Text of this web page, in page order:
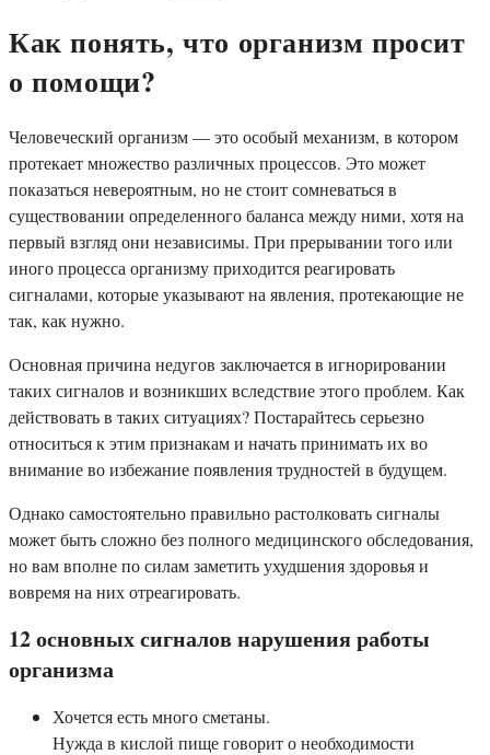
Как понять, что организм просит
о помощи?
Человеческий организм — это особый механизм, в котором
протекает множество различных процессов. Это может
показаться невероятным, но не стоит сомневаться в
существовании определенного баланса между ними, хотя на
первый взгляд они независимы. При прерывании того или
иного процесса организму приходится реагировать
сигналами, которые указывают на явления, протекающие не
так, как нужно.
Основная причина недугов заключается в игнорировании
таких сигналов и возникших вследствие этого проблем. Как
действовать в таких ситуациях? Постарайтесь серьезно
относиться к этим признакам и начать принимать их во
внимание во избежание появления трудностей в будущем.
Однако самостоятельно правильно растолковать сигналы
может быть сложно без полного медицинского обследования,
но вам вполне по силам заметить ухудшения здоровья и
вовремя на них отреагировать.
12 основных сигналов нарушения работы
организма
Хочется есть много сметаны.
Нужда в кислой пище говорит о необходимости